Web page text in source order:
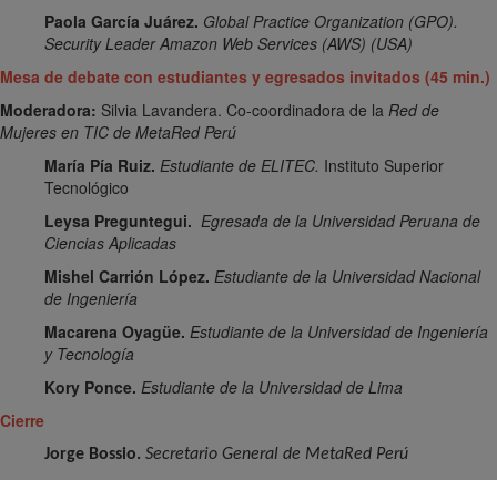
Paola García Juárez. Global Practice Organization (GPO).
Security Leader Amazon Web Services (AWS) (USA)
Mesa de debate con estudiantes y egresados invitados (45 min.)
Moderadora: Silvia Lavandera. Co-coordinadora de la Red de
Mujeres en TIC de MetaRed Perú
María Pía Ruiz. Estudiante de ELITEC. Instituto Superior
Tecnológico
Leysa Preguntegui. Egresada de la Universidad Peruana de
Ciencias Aplicadas
Mishel Carrión López. Estudiante de la Universidad Nacional
de Ingeniería
Macarena Oyagüe. Estudiante de la Universidad de Ingeniería
y Tecnología
Kory Ponce. Estudiante de la Universidad de Lima
Cierre
Jorge Bossio. Secretario General de MetaRed Perú